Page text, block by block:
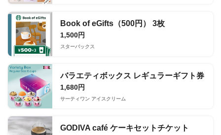
Book of eGifts（500円） 3枚
1,500円
スターバックス
バラエティボックス レギュラーギフト券
1,680円
サーティワン アイスクリーム
GODIVA café ケーキセットチケット